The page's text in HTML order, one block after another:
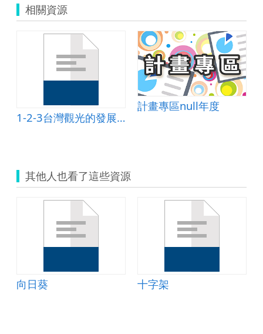
相關資源
1-2-3台灣觀光的發展演進與影響
計畫專區null年度
其他人也看了這些資源
向日葵 十字架